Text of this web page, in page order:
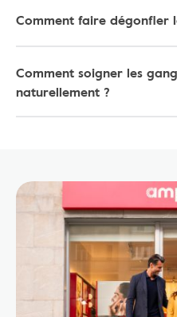
Comment faire dégonfler
Comment soigner les
naturellement ?